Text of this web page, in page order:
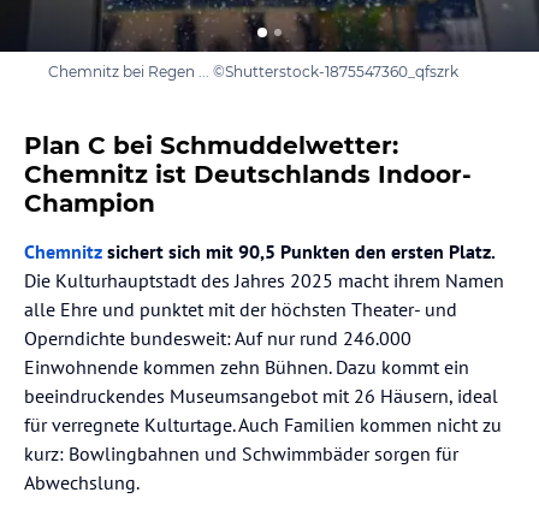
Chemnitz bei Regen ... ©Shutterstock-1875547360_qfszrk
Plan C bei Schmuddelwetter:
Chemnitz ist Deutschlands Indoor-
Champion
Chemnitz sichert sich mit 90,5 Punkten den ersten Platz.
Die Kulturhauptstadt des Jahres 2025 macht ihrem Namen
alle Ehre und punktet mit der höchsten Theater- und
Operndichte bundesweit: Auf nur rund 246.000
Einwohnende kommen zehn Bühnen. Dazu kommt ein
beeindruckendes Museumsangebot mit 26 Häusern, ideal
für verregnete Kulturtage. Auch Familien kommen nicht zu
kurz: Bowlingbahnen und Schwimmbäder sorgen für
Abwechslung.